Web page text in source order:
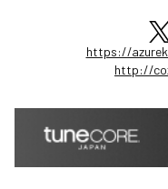
https://
http://